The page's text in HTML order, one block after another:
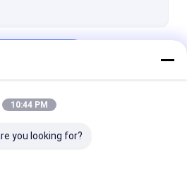
10:44 PM
you looking for?